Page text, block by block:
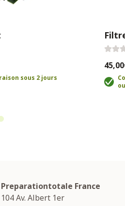
sous 2 jours
Preparationtotale France
104 Av. Albert 1er